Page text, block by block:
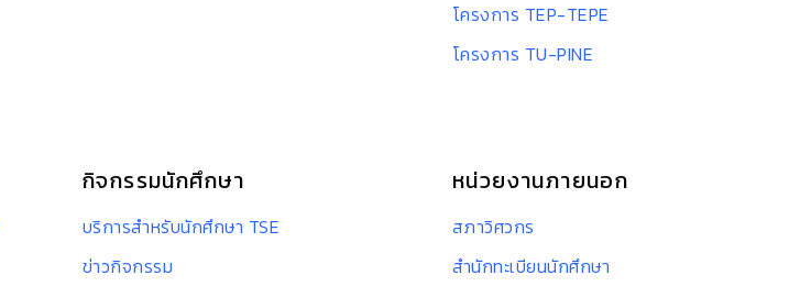
โครงการ TEP-TEPE
โครงการ TU-PINE
กิจกรรมนักศึกษา
บริการสำหรับนักศึกษา TSE
ข่าวกิจกรรม
หน่วยงานภายนอก
สภาวิศวกร
สำนักทะเบียนนักศึกษา